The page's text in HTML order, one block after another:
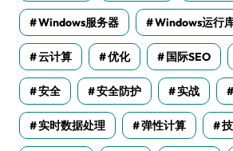
Windows服务器 Windows运行
云计算 优化 国际SEO
安全 安全防护 实战
实时数据处理 弹性计算